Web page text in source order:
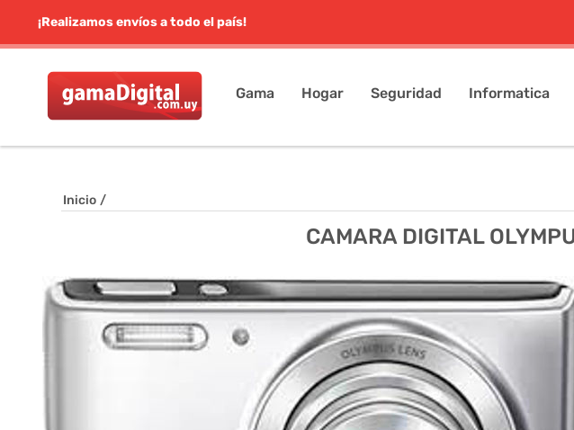
¡Realizamos envíos a todo el país!
Gama Hogar Seguridad Informatica
Inicio /
CAMARA DIGITAL